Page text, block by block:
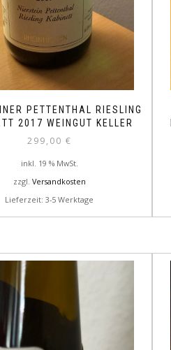
PETTENTHAL RIESLING
2017 WEINGUT KELLER
299,00 €
inkl. 19 % MwSt.
zzgl. Versandkosten
Lieferzeit: 3-5 Werktage